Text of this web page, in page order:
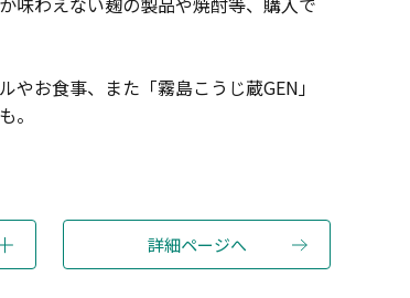
やお食事、また「霧島こうじ蔵GEN」
。
詳細ページへ